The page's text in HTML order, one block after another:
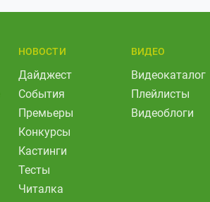
НОВОСТИ
Дайджест
События
Премьеры
Конкурсы
Кастинги
Тесты
Читалка
ВИДЕО
Видеокаталог
Плейлисты
Видеоблоги